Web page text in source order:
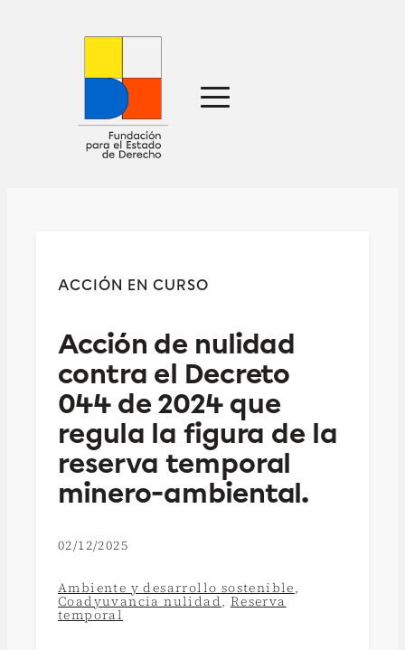
ACCIÓN EN CURSO
Acción de nulidad
contra el Decreto
044 de 2024 que
regula la figura de la
reserva temporal
minero-ambiental.
02/12/2025
Ambiente y desarrollo sostenible,
Coadyuvancia nulidad, Reserva
temporal